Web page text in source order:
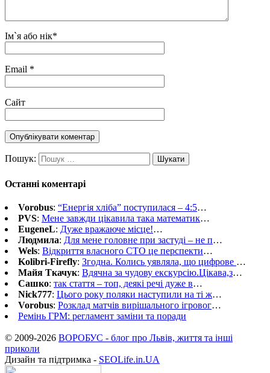
Ім`я або нік*
Email *
Сайт
Пошук:
Останні коментарі
Vorobus: “Енергія хліба” поступилася – 4:5…
PVS: Мене завжди цікавила така математик…
EugeneL: Дуже вражаюче місце!…
Людмила: Для мене головне при застуді – не п…
Wels: Відкриття власного СТО це перспекти…
Kolibri-Firefly: Згодна. Колись уявляла, що цифрове …
Майя Ткачук: Вдячна за чудову екскурсію.Цікава,з…
Сашко: так стаття – топ, деякі речі дуже в…
Nick777: Цього року поляки наступили на ті ж…
Vorobus: Розклад матчів вирішального ігровог…
Ремінь ГРМ: регламент заміни та поради
© 2009-2026 ВОРОБУС - блог про Львів, життя та інші
приколи
Дизайн та підтримка - SEOLife.in.UA